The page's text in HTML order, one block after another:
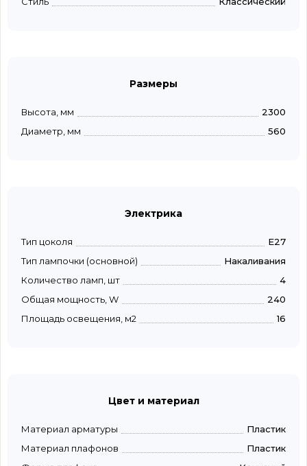
Размеры
Высота, мм
2300
Диаметр, мм
560
Электрика
Тип цоколя
E27
Тип лампочки (основной)
Накаливания
Количество ламп, шт
4
Общая мощность, W
240
Площадь освещения, м2
16
Цвет и материал
Материал арматуры
Пластик
Материал плафонов
Пластик